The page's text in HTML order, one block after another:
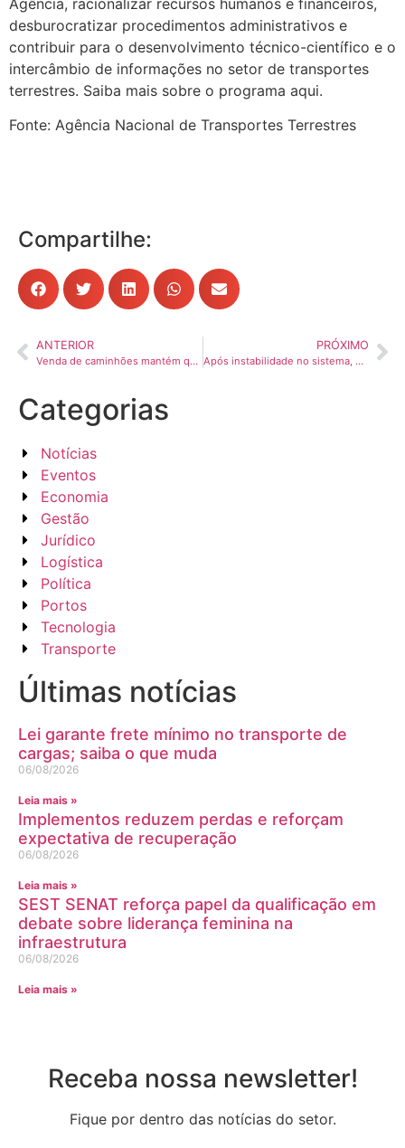
desburocratizar procedimentos administrativos e
contribuir para o desenvolvimento técnico-científico e o
intercâmbio de informações no setor de transportes
terrestres. Saiba mais sobre o programa aqui.
Fonte: Agência Nacional de Transportes Terrestres
Compartilhe:
ANTERIOR
Venda de caminhões mantém queda de 8% em 2025
PRÓXIMO
Após instabilidade no sistema, ANTT prorroga inscrições do Prêmio Destaques 2025 até 6 de novembro às 18h
Categorias
Notícias
Eventos
Economia
Gestão
Jurídico
Logística
Política
Portos
Tecnologia
Transporte
Últimas notícias
Lei garante frete mínimo no transporte de
cargas; saiba o que muda
06/08/2026
Leia mais »
Implementos reduzem perdas e reforçam
expectativa de recuperação
06/08/2026
Leia mais »
SEST SENAT reforça papel da qualificação em
debate sobre liderança feminina na
infraestrutura
06/08/2026
Leia mais »
Receba nossa newsletter!
Fique por dentro das notícias do setor.